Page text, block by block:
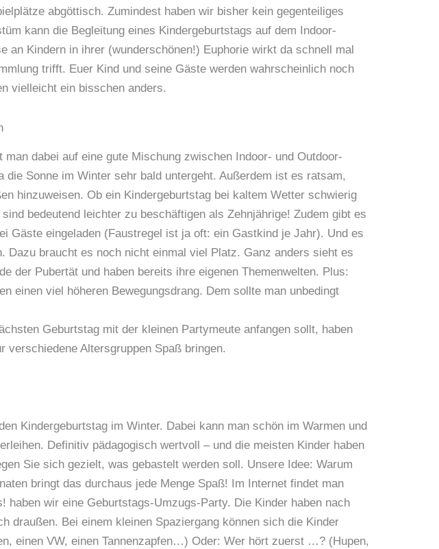
abgöttisch. Zumindest haben wir bisher kein gegenteiliges
kann die Begleitung eines Kindergeburtstags auf dem Indoor-
Kindern in ihrer (wunderschönen!) Euphorie wirkt da schnell mal
trifft. Euer Kind und seine Gäste werden wahrscheinlich noch
vielleicht ein bisschen anders.
dabei auf eine gute Mischung zwischen Indoor- und Outdoor-
Sonne im Winter sehr bald untergeht. Außerdem ist es ratsam,
hinzuweisen. Ob ein Kindergeburtstag bei kaltem Wetter schwierig
bedeutend leichter zu beschäftigen als Zehnjährige! Zudem gibt es
Gäste eingeladen (Faustregel ist ja oft: ein Gastkind je Jahr). Und es
braucht es noch nicht einmal viel Platz. Ganz anders sieht es
der Pubertät und haben bereits ihre eigenen Themenwelten. Plus:
einen viel höheren Bewegungsdrang. Dem sollte man unbedingt
Geburtstag mit der kleinen Partymeute anfangen sollt, haben
Altersgruppen Spaß bringen.
Kindergeburtstag im Winter. Dabei kann man schön im Warmen und
Definitiv pädagogisch wertvoll – und die meisten Kinder haben
Sie sich gezielt, was gebastelt werden soll. Unsere Idee: Warum
bringt das durchaus jede Menge Spaß! Im Internet findet man
wir eine Geburtstags-Umzugs-Party. Die Kinder haben nach
draußen. Bei einem kleinen Spaziergang können sich die Kinder
einen VW, einen Tannenzapfen…) Oder: Wer hört zuerst …? (Hupen,